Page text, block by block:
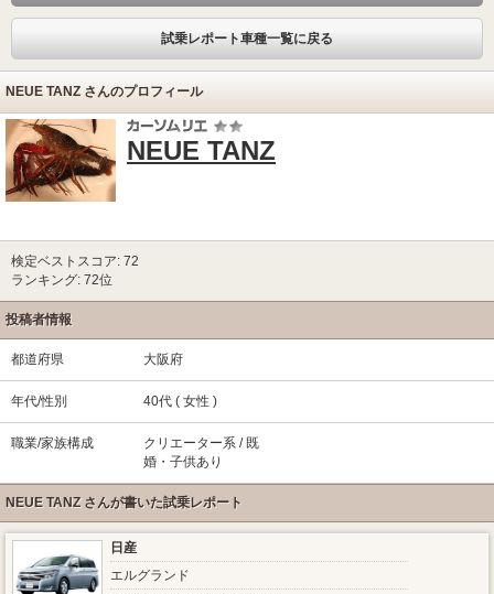
試乗レポート車種一覧に戻る
NEUE TANZ さんのプロフィール
NEUE TANZ
検定ベストスコア: 72
ランキング: 72位
投稿者情報
都道府県 大阪府
年代/性別 40代 ( 女性 )
職業/家族構成
クリエーター系 / 既
婚・子供あり
NEUE TANZ さんが書いた試乗レポート
日産
エルグランド